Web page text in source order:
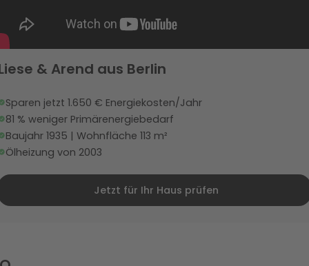
& Arend aus Berlin
Sparen jetzt 1.650 € Energiekosten/Jahr
81 % weniger Primärenergiebedarf
Baujahr 1935 | Wohnfläche 113 m²
Ölheizung von 2003
Jetzt für Ihr Haus prüfen